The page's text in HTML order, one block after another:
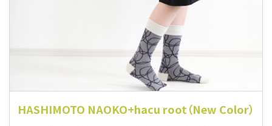
HASHIMOTO NAOKO+hacu root（New Color）